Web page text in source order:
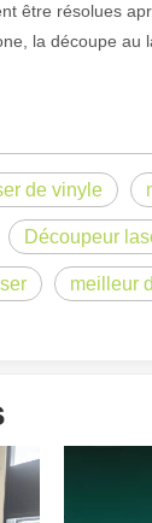
être résolues
la découpe au
de vinyle
Découpeur
meilleur